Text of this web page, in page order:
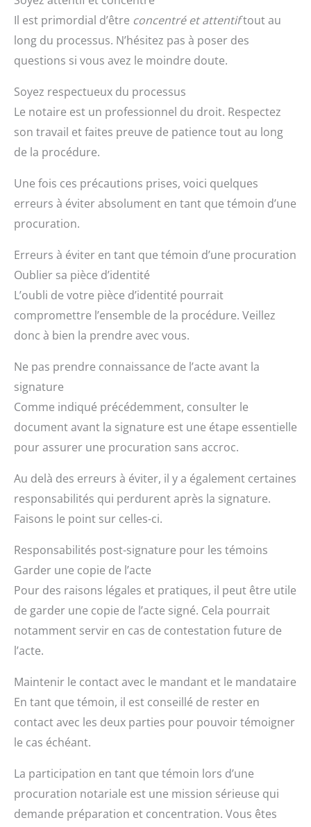
Il est primordial d’être concentré et attentiftout au
long du processus. N’hésitez pas à poser des
questions si vous avez le moindre doute.
Soyez respectueux du processus
Le notaire est un professionnel du droit. Respectez
son travail et faites preuve de patience tout au long
de la procédure.
Une fois ces précautions prises, voici quelques
erreurs à éviter absolument en tant que témoin d’une
procuration.
Erreurs à éviter en tant que témoin d’une procuration
Oublier sa pièce d’identité
L’oubli de votre pièce d’identité pourrait
compromettre l’ensemble de la procédure. Veillez
donc à bien la prendre avec vous.
Ne pas prendre connaissance de l’acte avant la
signature
Comme indiqué précédemment, consulter le
document avant la signature est une étape essentielle
pour assurer une procuration sans accroc.
Au delà des erreurs à éviter, il y a également certaines
responsabilités qui perdurent après la signature.
Faisons le point sur celles-ci.
Responsabilités post-signature pour les témoins
Garder une copie de l’acte
Pour des raisons légales et pratiques, il peut être utile
de garder une copie de l’acte signé. Cela pourrait
notamment servir en cas de contestation future de
l’acte.
Maintenir le contact avec le mandant et le mandataire
En tant que témoin, il est conseillé de rester en
contact avec les deux parties pour pouvoir témoigner
le cas échéant.
La participation en tant que témoin lors d’une
procuration notariale est une mission sérieuse qui
demande préparation et concentration. Vous êtes